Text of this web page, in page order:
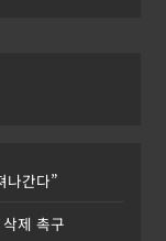
나간다”
제 촉구